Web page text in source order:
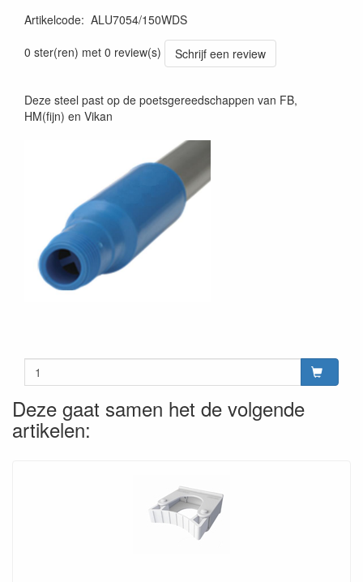
Artikelcode: ALU7054/150WDS
0 ster(ren) met 0 review(s)
Schrijf een review
Deze steel past op de poetsgereedschappen van FB,
HM(fijn) en Vikan
Deze gaat samen het de volgende
artikelen: